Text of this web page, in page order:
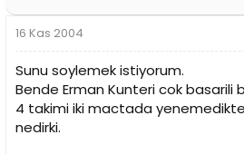
16 Kas 2004
Sunu soylemek istiyorum.
Bende Erman Kunteri cok basarili
4 takimi iki mactada
nedirki.